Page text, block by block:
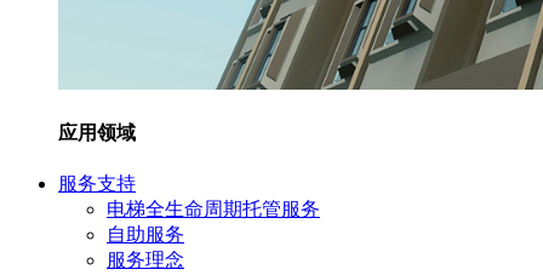
应用领域
服务支持
电梯全生命周期托管服务
自助服务
服务理念